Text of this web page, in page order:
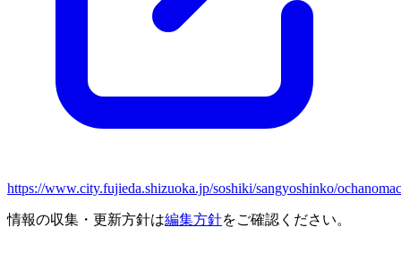
https://www.city.fujieda.shizuoka.jp/soshiki/sangyoshinko/
情報の収集・更新方針は編集方針をご確認ください。